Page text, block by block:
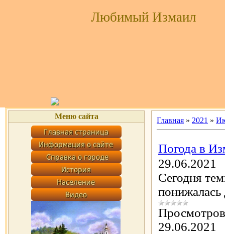
Любимый Измаил
Меню сайта Главная » 2021 »
Погода в
29.06.2021
Сегодня
29.06.2021